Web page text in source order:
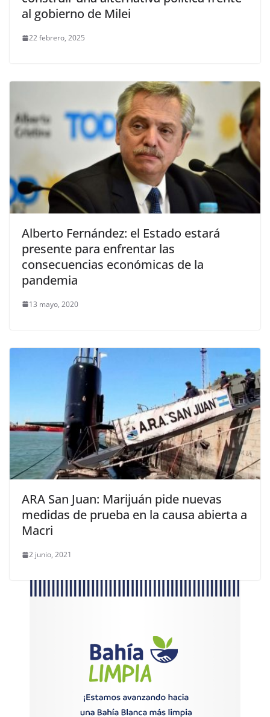
al gobierno de Milei
22 febrero, 2025
Alberto Fernández: el Estado estará
presente para enfrentar las
consecuencias económicas de la
pandemia
13 mayo, 2020
ARA San Juan: Marijuán pide nuevas
medidas de prueba en la causa abierta a
Macri
2 junio, 2021